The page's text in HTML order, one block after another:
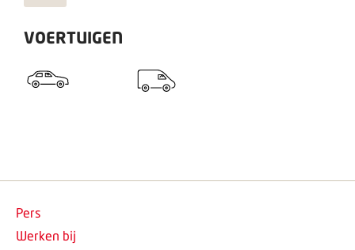
VOERTUIGEN
Pers
Werken bij